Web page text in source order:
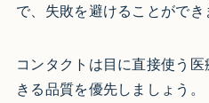
で、失敗を避けることができ
コンタクトは目に直接使う
きる品質を優先しましょう。